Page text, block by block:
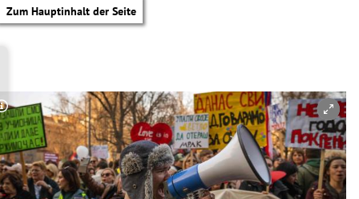
Zum Hauptinhalt der Seite
Copyright-Hinweis öffnen/schließen